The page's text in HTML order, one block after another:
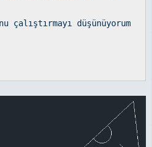
çalıştırmayı düşünüyorum